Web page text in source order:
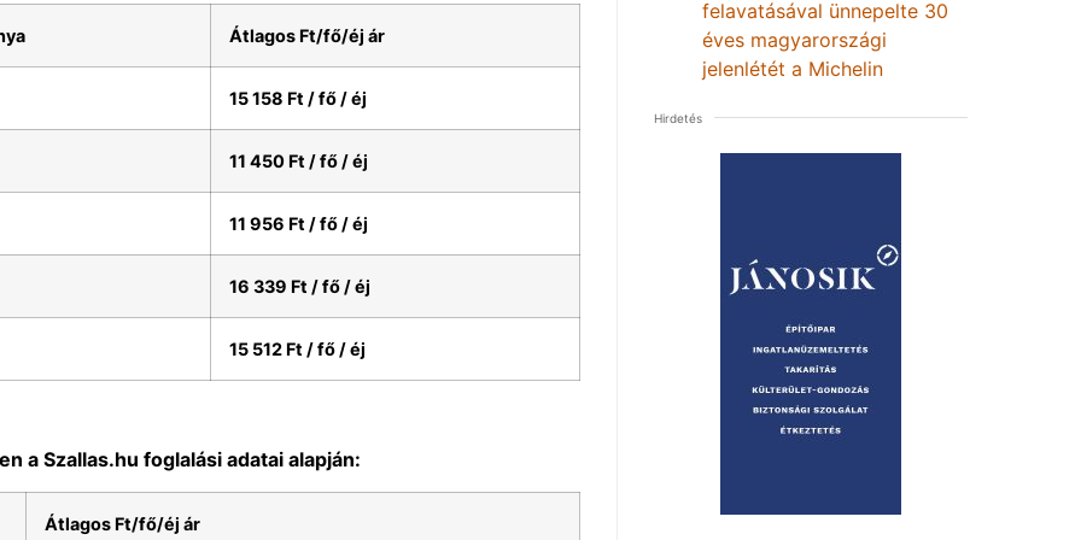
Átlagos Ft/fő/éj ár
15 158 Ft / fő / éj
11 450 Ft / fő / éj
11 956 Ft / fő / éj
16 339 Ft / fő / éj
15 512 Ft / fő / éj
a Szallas.hu foglalási adatai alapján:
Átlagos Ft/fő/éj ár
felavatásával ünnepelte 30
éves magyarországi
jelenlétét a Michelin
Hirdetés